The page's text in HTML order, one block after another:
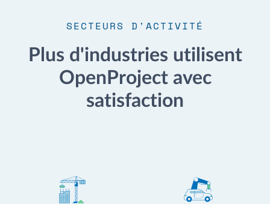
SECTEURS D'ACTIVITÉ
Plus d'industries utilisent
OpenProject avec
satisfaction